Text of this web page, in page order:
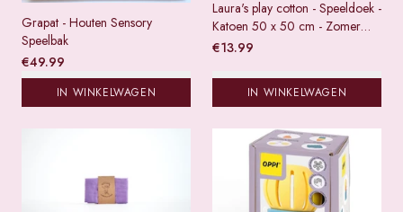
Grapat - Houten Sensory
Speelbak
€49.99
IN WINKELWAGEN
Laura's play cotton - Speeldoek -
Katoen 50 x 50 cm - Zomer
groen
€13.99
IN WINKELWAGEN